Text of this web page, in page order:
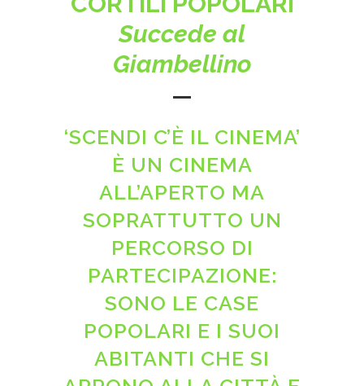
Succede al
Giambellino
‘SCENDI C’È IL CINEMA’
È UN CINEMA
ALL’APERTO MA
SOPRATTUTTO UN
PERCORSO DI
PARTECIPAZIONE:
SONO LE CASE
POPOLARI E I SUOI
ABITANTI CHE SI